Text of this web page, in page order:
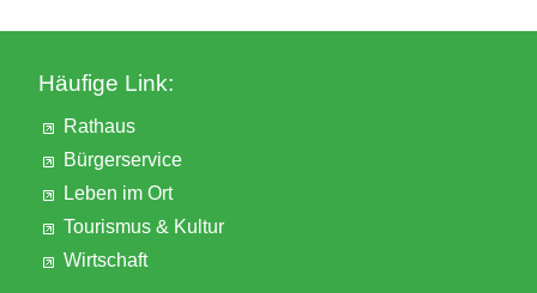
Häufige Link:
Rathaus
Bürgerservice
Leben im Ort
Tourismus & Kultur
Wirtschaft